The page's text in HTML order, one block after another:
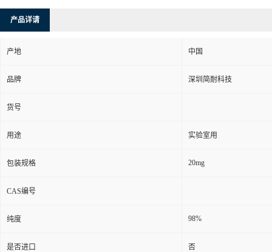
产品详请
产地 中国
品牌 深圳简耐科技
货号
用途 实验室用
包装规格 20mg
CAS编号
纯度 98%
是否进口 否